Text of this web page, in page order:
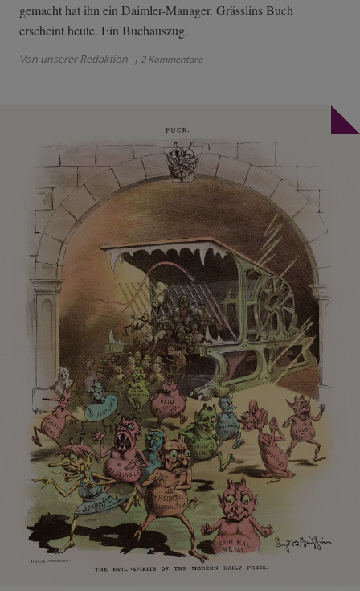
gemacht hat ihn ein Daimler-Manager. Grässlins Buch
erscheint heute. Ein Buchauszug.
Von unserer Redaktion | 2 Kommentare